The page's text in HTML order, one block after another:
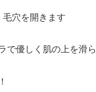
穴を開きます
で優しく肌の上を滑